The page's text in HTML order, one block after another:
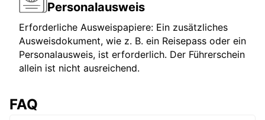
Personalausweis
Erforderliche Ausweispapiere: Ein zusätzliches
Ausweisdokument, wie z. B. ein Reisepass oder ein
Personalausweis, ist erforderlich. Der Führerschein
allein ist nicht ausreichend.
FAQ